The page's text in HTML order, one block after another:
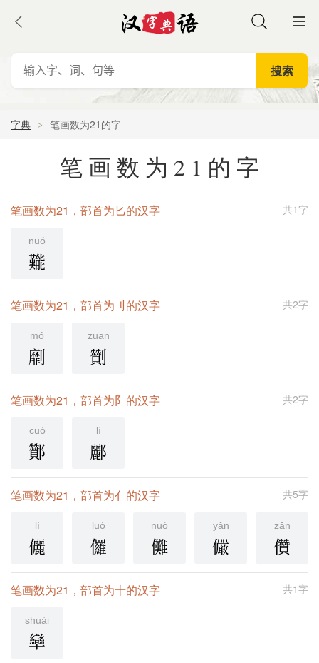
字典 笔画数为21的字
笔画数为21的字
共1字
笔画数为21，部首为匕的汉字
nuó
㔮
共2字
笔画数为21，部首为刂的汉字
mó
劘
zuān
劗
共2字
笔画数为21，部首为阝的汉字
cuó
酇
lì
酈
共5字
笔画数为21，部首为亻的汉字
lì
儷
luó
儸
nuó
儺
yǎn
儼
zǎn
儹
共1字
笔画数为21，部首为十的汉字
shuài
卛